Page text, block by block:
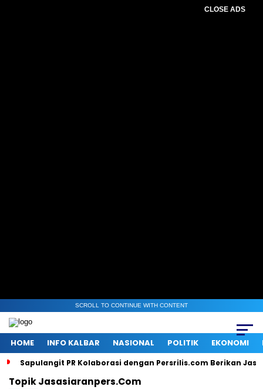
CLOSE ADS
SCROLL TO CONTINUE WITH CONTENT
HOME INFO KALBAR NASIONAL POLITIK EKONOMI
Sapulangit PR Kolaborasi dengan Persrilis.com Berikan
TopikJasasiaranpers.com